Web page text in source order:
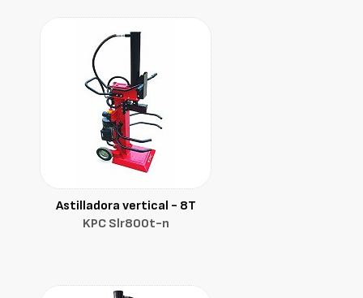
Astilladora vertical - 8T
KPC Slr800t-n